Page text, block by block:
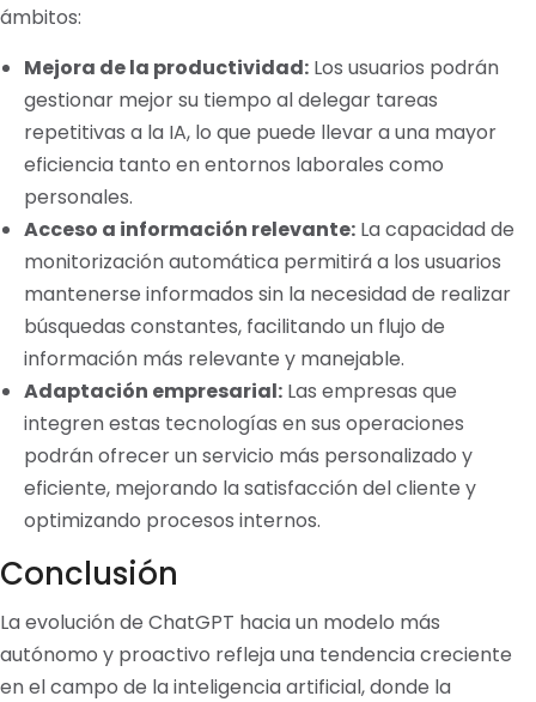
ámbitos:
Mejora de la productividad: Los usuarios podrán
gestionar mejor su tiempo al delegar tareas
repetitivas a la IA, lo que puede llevar a una mayor
eficiencia tanto en entornos laborales como
personales.
Acceso a información relevante: La capacidad de
monitorización automática permitirá a los usuarios
mantenerse informados sin la necesidad de realizar
búsquedas constantes, facilitando un flujo de
información más relevante y manejable.
Adaptación empresarial: Las empresas que
integren estas tecnologías en sus operaciones
podrán ofrecer un servicio más personalizado y
eficiente, mejorando la satisfacción del cliente y
optimizando procesos internos.
Conclusión
La evolución de ChatGPT hacia un modelo más
autónomo y proactivo refleja una tendencia creciente
en el campo de la inteligencia artificial, donde la